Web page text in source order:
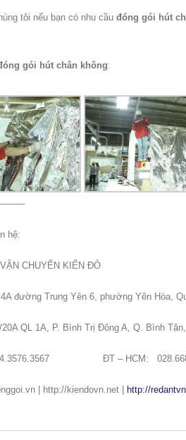
tôi nếu bạn có nhu cầu đóng gói hút
gói hút chân không:
hệ:
CHUYỂN KIẾN ĐỎ
đường Trung Yên 6, phường Yên Hòa,
QL 1A, P. Bình Trị Đông A, Q. Bình Tân,
ĐT – HCM:
| http://kiendovn.net | http://